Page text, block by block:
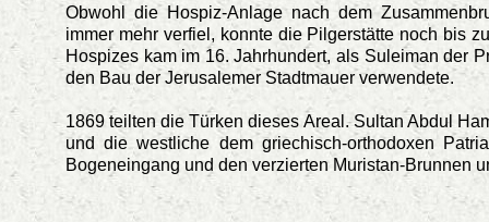
Obwohl die Hospiz-Anlage nach dem
immer mehr verfiel, konnte die Pilgerstätte noch bis
Hospizes kam im 16. Jahrhundert, als Suleiman der
den Bau der Jerusalemer Stadtmauer verwendete.
1869 teilten die Türken dieses Areal. Sultan Abdul
und die westliche dem griechisch-orthodoxen
Bogeneingang und den verzierten Muristan-Brunnen